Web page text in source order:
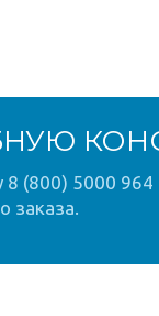
(800) 5000 964
заказа.